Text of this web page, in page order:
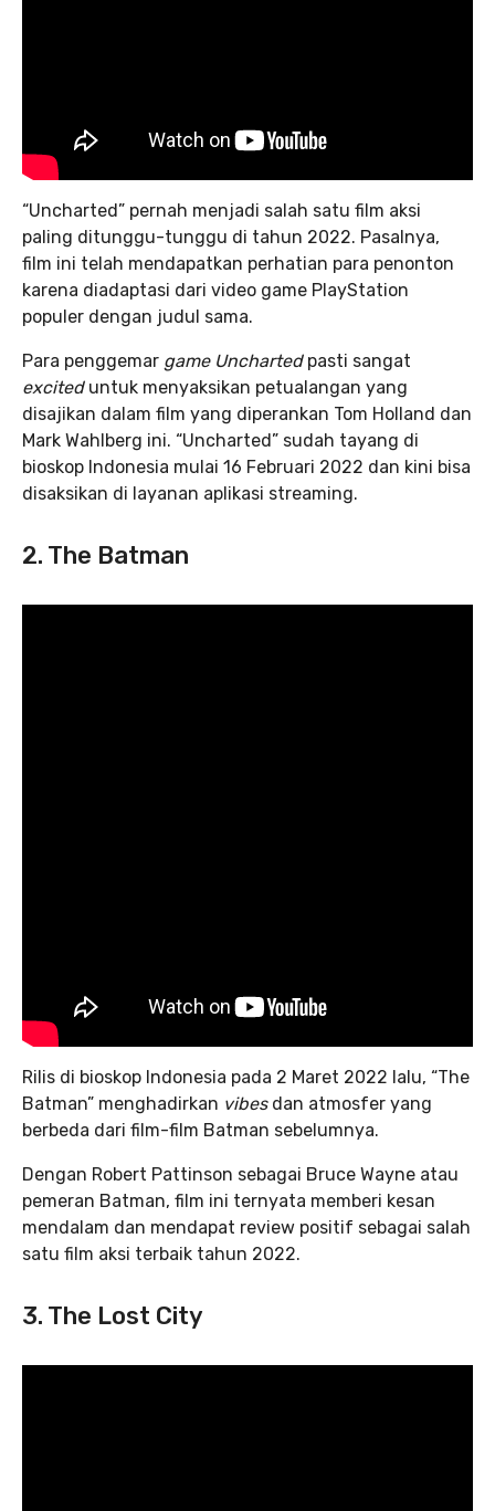
“Uncharted” pernah menjadi salah satu film aksi
paling ditunggu-tunggu di tahun 2022. Pasalnya,
film ini telah mendapatkan perhatian para penonton
karena diadaptasi dari video game PlayStation
populer dengan judul sama.
Para penggemar game Uncharted pasti sangat
exciteduntuk menyaksikan petualangan yang
disajikan dalam film yang diperankan Tom Holland dan
Mark Wahlberg ini. “Uncharted” sudah tayang di
bioskop Indonesia mulai 16 Februari 2022 dan kini bisa
disaksikan di layanan aplikasi streaming.
2. The Batman
Rilis di bioskop Indonesia pada 2 Maret 2022 lalu, “The
Batman” menghadirkan vibes dan atmosfer yang
berbeda dari film-film Batman sebelumnya.
Dengan Robert Pattinson sebagai Bruce Wayne atau
pemeran Batman, film ini ternyata memberi kesan
mendalam dan mendapat review positif sebagai salah
satu film aksi terbaik tahun 2022.
3. The Lost City